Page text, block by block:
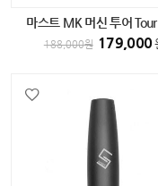
마스트 MK 머신 투어
BLACK
188,000원 179,000